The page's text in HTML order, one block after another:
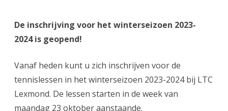
De inschrijving voor het winterseizoen 2023-
2024 is geopend!
Vanaf heden kunt u zich inschrijven voor de
tennislessen in het winterseizoen 2023-2024 bij LTC
Lexmond. De lessen starten in de week van
maandag 23 oktober aanstaande.